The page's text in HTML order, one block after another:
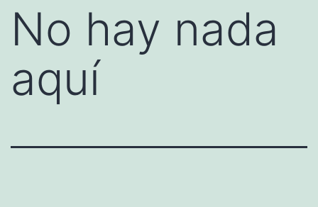
No hay nada
aquí